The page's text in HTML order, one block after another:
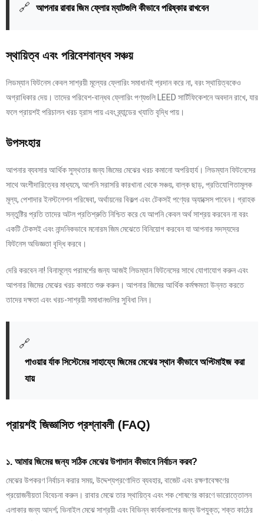
🔗 আপনার রাবার জিম ফ্লোর ম্যাটগুলি কীভাবে পরিষ্কার রাখবেন
স্থায়িত্ব এবং পরিবেশবান্ধব সঞ্চয়
লিডম্যান ফিটনেস কেবল সাশ্রয়ী মূল্যের ফ্লোরিং সমাধানই প্রদান করে না, বরং স্থায়িত্বকেও
অগ্রাধিকার দেয়। তাদের পরিবেশ-বান্ধব ফ্লোরিং পণ্যগুলি LEED সার্টিফিকেশনে অবদান রাখে, যার
ফলে প্রায়শই পরিচালন খরচ হ্রাস পায় এবং ব্র্যান্ডের খ্যাতি বৃদ্ধি পায়।
উপসংহার
আপনার ব্যবসার আর্থিক সুস্থতার জন্য জিমের মেঝের খরচ কমানো অপরিহার্য। লিডম্যান ফিটনেসের
সাথে অংশীদারিত্বের মাধ্যমে, আপনি সরাসরি কারখানা থেকে সঞ্চয়, বাল্ক ছাড়, প্রতিযোগিতামূলক
মূল্য, পেশাদার ইনস্টলেশন পরিষেবা, অর্থায়নের বিকল্প এবং টেকসই পণ্যের অ্যাক্সেস পাবেন। গ্রাহক
সন্তুষ্টির প্রতি তাদের অটল প্রতিশ্রুতি নিশ্চিত করে যে আপনি কেবল অর্থ সাশ্রয় করবেন না বরং
একটি টেকসই এবং নান্দনিকভাবে মনোরম জিম মেঝেতে বিনিয়োগ করবেন যা আপনার সদস্যদের
ফিটনেস অভিজ্ঞতা বৃদ্ধি করবে।
দেরি করবেন না! বিনামূল্যে পরামর্শের জন্য আজই লিডম্যান ফিটনেসের সাথে যোগাযোগ করুন এবং
আপনার জিমের মেঝের খরচ কমাতে শুরু করুন। আপনার জিমের আর্থিক কর্মক্ষমতা উন্নত করতে
তাদের দক্ষতা এবং খরচ-সাশ্রয়ী সমাধানগুলির সুবিধা নিন।
🔗
পাওয়ার র্যাক সিস্টেমের সাহায্যে জিমের মেঝের স্থান কীভাবে অপ্টিমাইজ করা
যায়
প্রায়শই জিজ্ঞাসিত প্রশ্নাবলী (FAQ)
১. আমার জিমের জন্য সঠিক মেঝের উপাদান কীভাবে নির্বাচন করব?
মেঝের উপকরণ নির্বাচন করার সময়, উদ্দেশ্যপ্রণোদিত ব্যবহার, বাজেট এবং রক্ষণাবেক্ষণের
প্রয়োজনীয়তা বিবেচনা করুন। রাবার মেঝে তার স্থায়িত্ব এবং শক শোষণের কারণে ভারোত্তোলন
এলাকার জন্য আদর্শ; ভিনাইল মেঝে সাশ্রয়ী এবং বিভিন্ন কার্যকলাপের জন্য উপযুক্ত; শক্ত কাঠের